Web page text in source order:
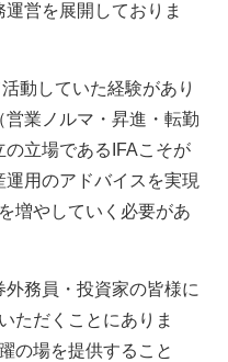
営を展開しておりま
動していた経験があり
営業ノルマ・昇進・転勤
立場であるIFAこそが
用のアドバイスを実現
増やしていく必要があ
務員・投資家の皆様に
ただくことにありま
の場を提供すること